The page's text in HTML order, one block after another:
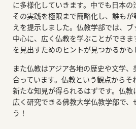
に多様化していきます。中でも日本の
その実践を極限まで簡略化し、誰も
えを提示しました。仏教学部では、
中心に、広く仏教を学ぶことができ
を見出すためのヒントが見つかるかも
また仏教はアジア各地の歴史や文学、
合っています。仏教という観点からそ
新たな知見が得られるはずです。仏
広く研究できる佛教大学仏教学部で、
う！